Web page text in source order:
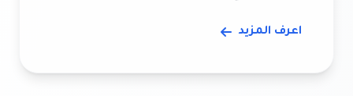
اعرف المزيد